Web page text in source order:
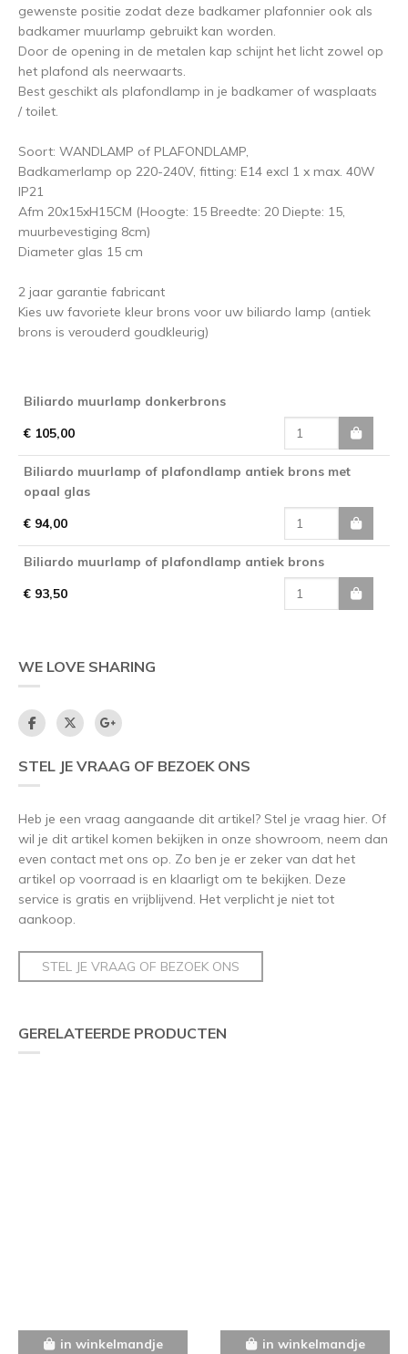
gewenste positie zodat deze badkamer plafonnier ook als
badkamer muurlamp gebruikt kan worden.
Door de opening in de metalen kap schijnt het licht zowel op
het plafond als neerwaarts.
Best geschikt als plafondlamp in je badkamer of wasplaats
/ toilet.
Soort: WANDLAMP of PLAFONDLAMP,
Badkamerlamp op 220-240V, fitting: E14 excl 1 x max. 40W
IP21
Afm 20x15xH15CM (Hoogte: 15 Breedte: 20 Diepte: 15,
muurbevestiging 8cm)
Diameter glas 15 cm
2 jaar garantie fabricant
Kies uw favoriete kleur brons voor uw biliardo lamp (antiek
brons is verouderd goudkleurig)
Biliardo muurlamp donkerbrons
€ 105,00
Biliardo muurlamp of plafondlamp antiek brons met
opaal glas
€ 94,00
Biliardo muurlamp of plafondlamp antiek brons
€ 93,50
WE LOVE SHARING
STEL JE VRAAG OF BEZOEK ONS
Heb je een vraag aangaande dit artikel? Stel je vraag hier. Of
wil je dit artikel komen bekijken in onze showroom, neem dan
even contact met ons op. Zo ben je er zeker van dat het
artikel op voorraad is en klaarligt om te bekijken. Deze
service is gratis en vrijblijvend. Het verplicht je niet tot
aankoop.
STEL JE VRAAG OF BEZOEK ONS
GERELATEERDE PRODUCTEN
in winkelmandje in winkelmandje